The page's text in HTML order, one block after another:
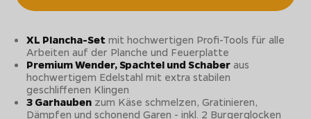
XL Plancha-Set mit hochwertigen Profi-Tools für alle
Arbeiten auf der Planche und Feuerplatte
Premium Wender, Spachtel und Schaber aus
hochwertigem Edelstahl mit extra stabilen
geschliffenen Klingen
3 Garhauben zum Käse schmelzen, Gratinieren,
Dämpfen und schonend Garen - inkl. 2 Burgerglocken